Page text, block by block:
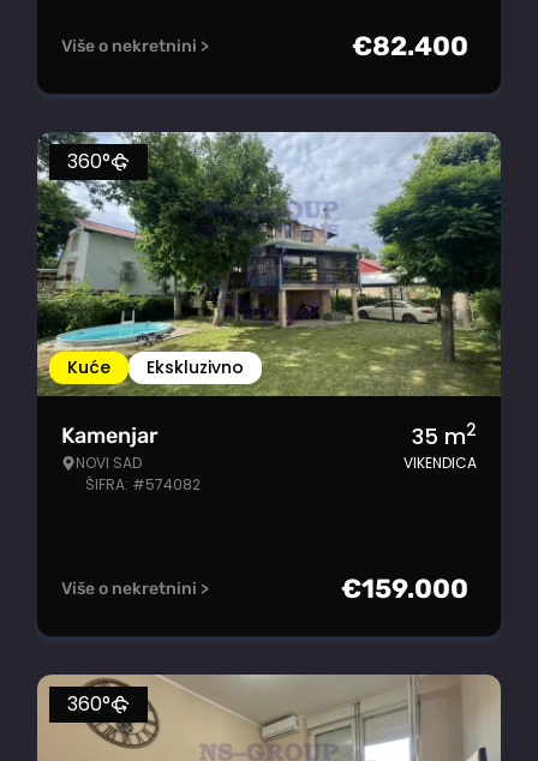
Više o nekretnini > €82.400
Kuće Ekskluzivno
360°
Kamenjar
NOVI SAD
ŠIFRA: #574082
35 m2
VIKENDICA
Više o nekretnini > €159.000
360°